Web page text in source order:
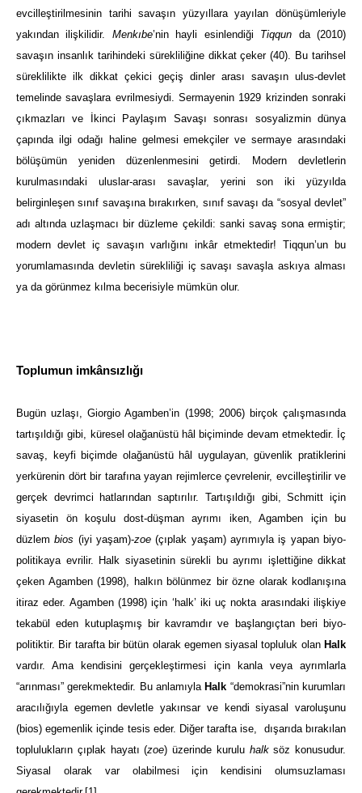
evcilleştirilmesinin tarihi savaşın yüzyıllara yayılan dönüşümleriyle
yakından ilişkilidir. Menkıbe’nin hayli esinlendiği Tiqqun da (2010)
savaşın insanlık tarihindeki sürekliliğine dikkat çeker (40). Bu tarihsel
süreklilikte ilk dikkat çekici geçiş dinler arası savaşın ulus-devlet
temelinde savaşlara evrilmesiydi. Sermayenin 1929 krizinden sonraki
çıkmazları ve İkinci Paylaşım Savaşı sonrası sosyalizmin dünya
çapında ilgi odağı haline gelmesi emekçiler ve sermaye arasındaki
bölüşümün yeniden düzenlenmesini getirdi. Modern devletlerin
kurulmasındaki uluslar-arası savaşlar, yerini son iki yüzyılda
belirginleşen sınıf savaşına bırakırken, sınıf savaşı da “sosyal devlet”
adı altında uzlaşmacı bir düzleme çekildi: sanki savaş sona ermiştir;
modern devlet iç savaşın varlığını inkâr etmektedir! Tiqqun’un bu
yorumlamasında devletin sürekliliği iç savaşı savaşla askıya alması
ya da görünmez kılma becerisiyle mümkün olur.
Toplumun imkânsızlığı
Bugün uzlaşı, Giorgio Agamben’in (1998; 2006) birçok çalışmasında
tartışıldığı gibi, küresel olağanüstü hâl biçiminde devam etmektedir. İç
savaş, keyfi biçimde olağanüstü hâl uygulayan, güvenlik pratiklerini
yerkürenin dört bir tarafına yayan rejimlerce çevrelenir, evcilleştirilir ve
gerçek devrimci hatlarından saptırılır. Tartışıldığı gibi, Schmitt için
siyasetin ön koşulu dost-düşman ayrımı iken, Agamben için bu
düzlembios (iyi yaşam)-zoe (çıplak yaşam) ayrımıyla iş yapan biyo-
politikaya evrilir. Halk siyasetinin sürekli bu ayrımı işlettiğine dikkat
çeken Agamben (1998), halkın bölünmez bir özne olarak kodlanışına
itiraz eder. Agamben (1998) için ‘halk’ iki uç nokta arasındaki ilişkiye
tekabül eden kutuplaşmış bir kavramdır ve başlangıçtan beri biyo-
politiktir. Bir tarafta bir bütün olarak egemen siyasal topluluk olan Halk
vardır. Ama kendisini gerçekleştirmesi için kanla veya ayrımlarla
“arınması” gerekmektedir. Bu anlamıyla Halk “demokrasi”nin kurumları
aracılığıyla egemen devletle yakınsar ve kendi siyasal varoluşunu
(bios) egemenlik içinde tesis eder. Diğer tarafta ise, dışarıda bırakılan
toplulukların çıplak hayatı (zoe) üzerinde kurulu halksöz konusudur.
Siyasal olarak var olabilmesi için kendisini olumsuzlaması